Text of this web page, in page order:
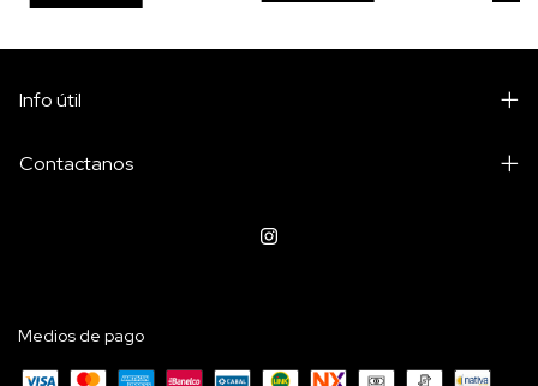
Info útil
Contactanos
Medios de pago